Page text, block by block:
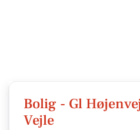
Bolig - Gl
Vejle